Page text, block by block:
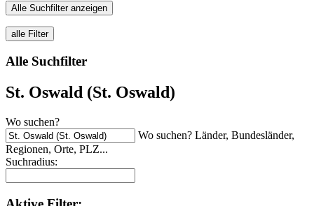
Alle Suchfilter anzeigen
alle Filter
Alle Suchfilter
St. Oswald (St. Oswald)
Wo suchen?
Wo suchen? Länder, Bundesländer,
Regionen, Orte, PLZ...
Suchradius: